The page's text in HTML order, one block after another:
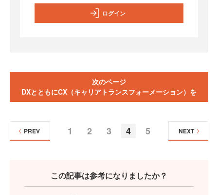
ログイン
次のページ
DXとともにCX（キャリアトランスフォーメーション）を
1 2 3 4 5
PREV NEXT
この記事は参考になりましたか？